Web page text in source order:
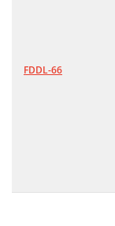
FDDL-66